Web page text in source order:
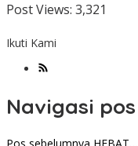
Post Views: 3,321
Ikuti Kami
Navigasi pos